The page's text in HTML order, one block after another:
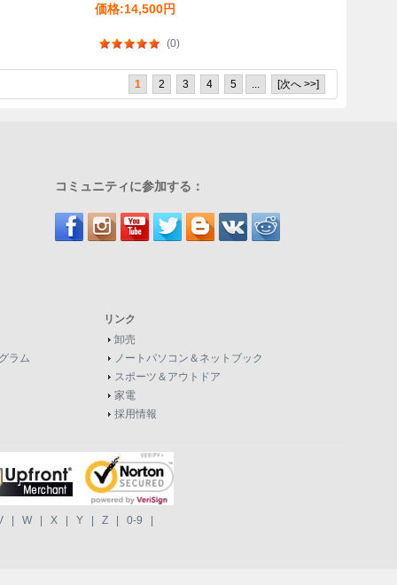
価格:14,500円
(0)
1 2 3 4 5 ... [次へ >>]
コミュニティに参加する：
ラム
リンク
卸売
ノートパソコン＆ネットブック
スポーツ＆アウトドア
家電
採用情報
W X Y Z 0-9